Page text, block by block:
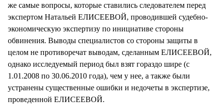
же самые вопросы, которые ставились следователем перед
экспертом Натальей ЕЛИСЕЕВОЙ, проводившей судебно-
экономическую экспертизу по инициативе стороны
обвинения. Выводы специалистов со стороны защиты в
целом не противоречат выводам, сделанным ЕЛИСЕЕВОЙ,
однако исследуемый период был взят гораздо шире (с
1.01.2008 по 30.06.2010 года), чем у нее, а также были
устранены существенные ошибки и недочеты в экспертизе,
проведенной ЕЛИСЕЕВОЙ.